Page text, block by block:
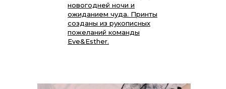
новогодней ночи и
ожиданием чуда. Принты
созданы из рукописных
пожеланий команды
Eve&Esther.